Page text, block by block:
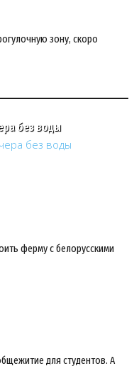
зону, скоро
без воды
ферму с белорусскими
для студентов. А